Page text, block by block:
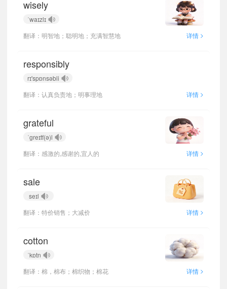
wisely
ˈwaɪzlɪ
翻译：明智地；聪明地；充满智慧地
详情 >
responsibly
rɪ'spɒnsəbli
翻译：认真负责地；明事理地
详情 >
grateful
ˈɡreɪtf(ə)l
翻译：感激的,感谢的,宜人的
详情 >
sale
seɪl
翻译：特价销售；大减价
详情 >
cotton
ˈkɒtn
翻译：棉，棉布；棉织物；棉花
详情 >